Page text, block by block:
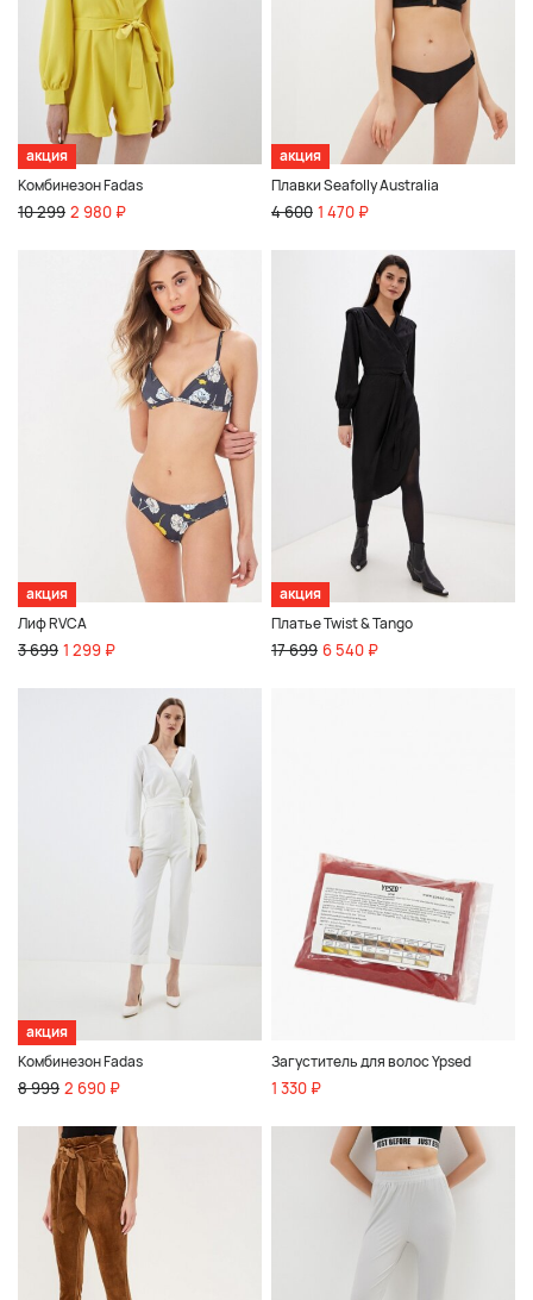
акция
Комбинезон Fadas
10 299 2 980 ₽
акция
Плавки Seafolly Australia
4 600 1 470 ₽
акция
Лиф RVCA
3 699 1 299 ₽
акция
Платье Twist & Tango
17 699 6 540 ₽
акция
Комбинезон Fadas
8 999 2 690 ₽
Загуститель для волос Ypsed
1 330 ₽